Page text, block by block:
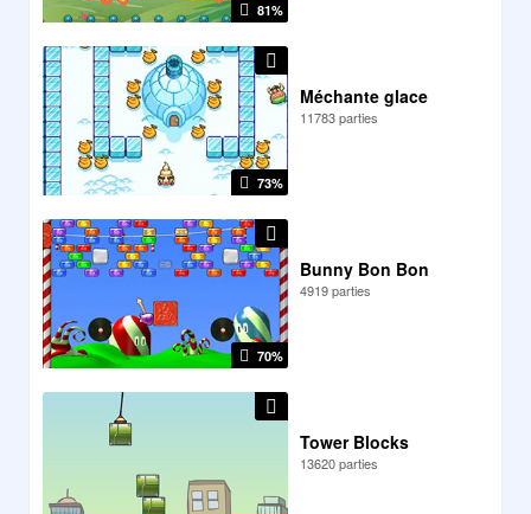
81%
73%
Méchante glace
11783 parties
70%
Bunny Bon Bon
4919 parties
Tower Blocks
13620 parties